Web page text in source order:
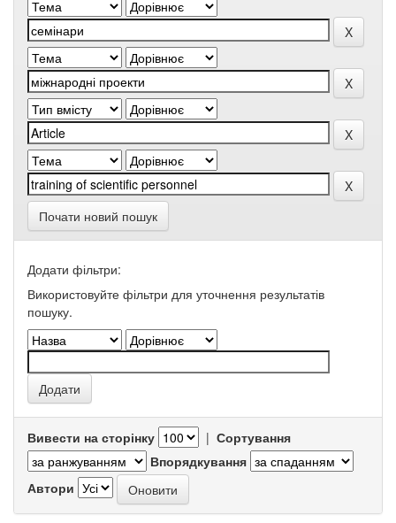
Почати новий пошук
Додати фільтри:
Використовуйте фільтри для уточнення результатів
пошуку.
Вивести на сторінку | Сортування
Впорядкування
Автори